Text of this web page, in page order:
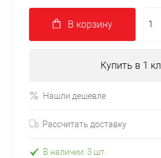
В корзину
Купить в 1
Нашли дешевле
Рассчитать доставку
В наличии: 3 шт.